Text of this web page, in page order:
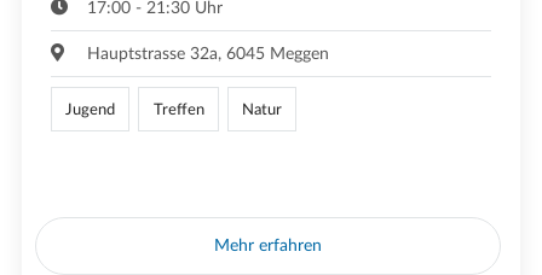
17:00 - 21:30 Uhr
Hauptstrasse 32a, 6045 Meggen
Jugend Treffen Natur
Mehr erfahren